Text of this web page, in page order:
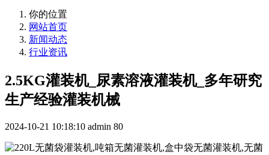
你的位置
网站首页
新闻动态
行业资讯
2.5KG灌装机_尿素溶液灌装机_多年研究
生产经验灌装机械
2024-10-21 10:18:10 admin 80